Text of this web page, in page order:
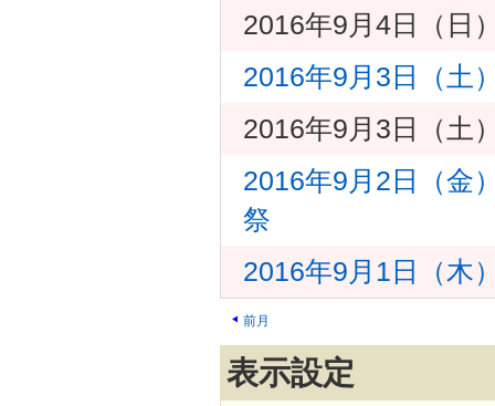
2016年9月4日（日
2016年9月3日（土
2016年9月3日（土
2016年9月2日（金
祭
2016年9月1日（木
前月
表示設定